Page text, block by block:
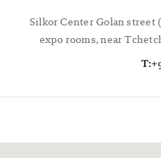
Silkor Center Golan street
expo rooms, near
T: